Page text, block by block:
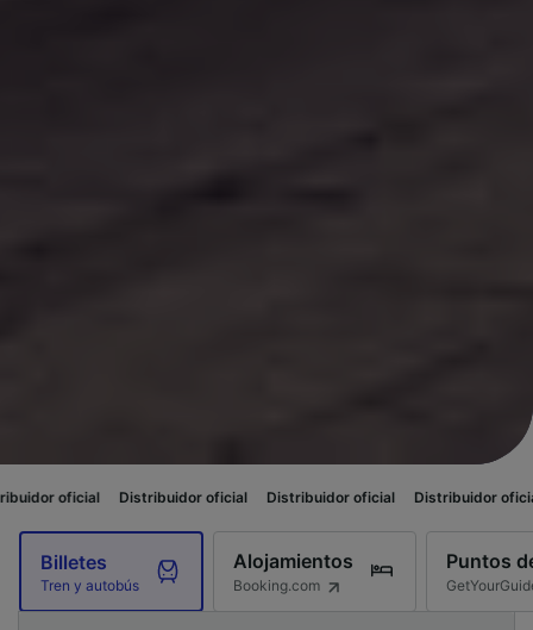
Distribuidor oficial Distribuidor oficial Distribuidor oficial
Billetes
Tren y autobús
Alojamientos
Booking.com
Puntos